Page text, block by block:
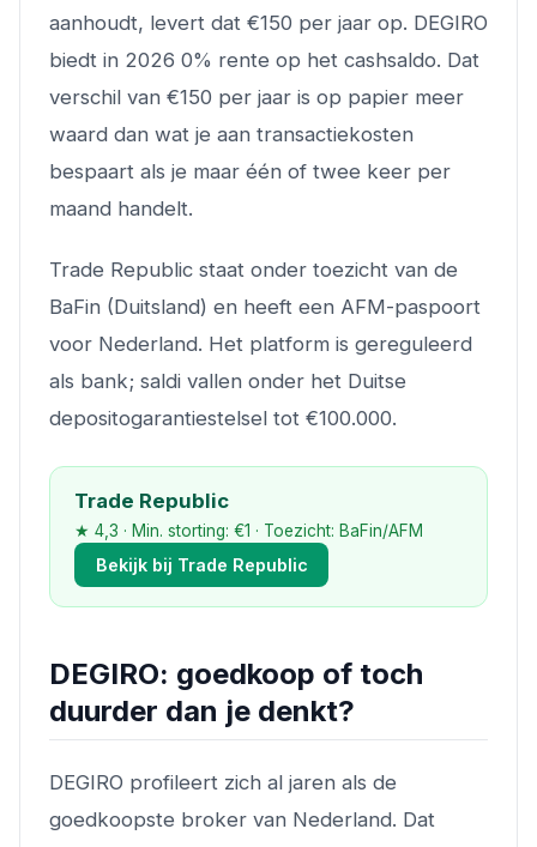
aanhoudt, levert dat €150 per jaar op. DEGIRO
biedt in 2026 0% rente op het cashsaldo. Dat
verschil van €150 per jaar is op papier meer
waard dan wat je aan transactiekosten
bespaart als je maar één of twee keer per
maand handelt.
Trade Republic staat onder toezicht van de
BaFin (Duitsland) en heeft een AFM-paspoort
voor Nederland. Het platform is gereguleerd
als bank; saldi vallen onder het Duitse
depositogarantiestelsel tot €100.000.
Trade Republic
★ 4,3 · Min. storting: €1 · Toezicht: BaFin/AFM
Bekijk bij Trade Republic
DEGIRO: goedkoop of toch
duurder dan je denkt?
DEGIRO profileert zich al jaren als de
goedkoopste broker van Nederland. Dat